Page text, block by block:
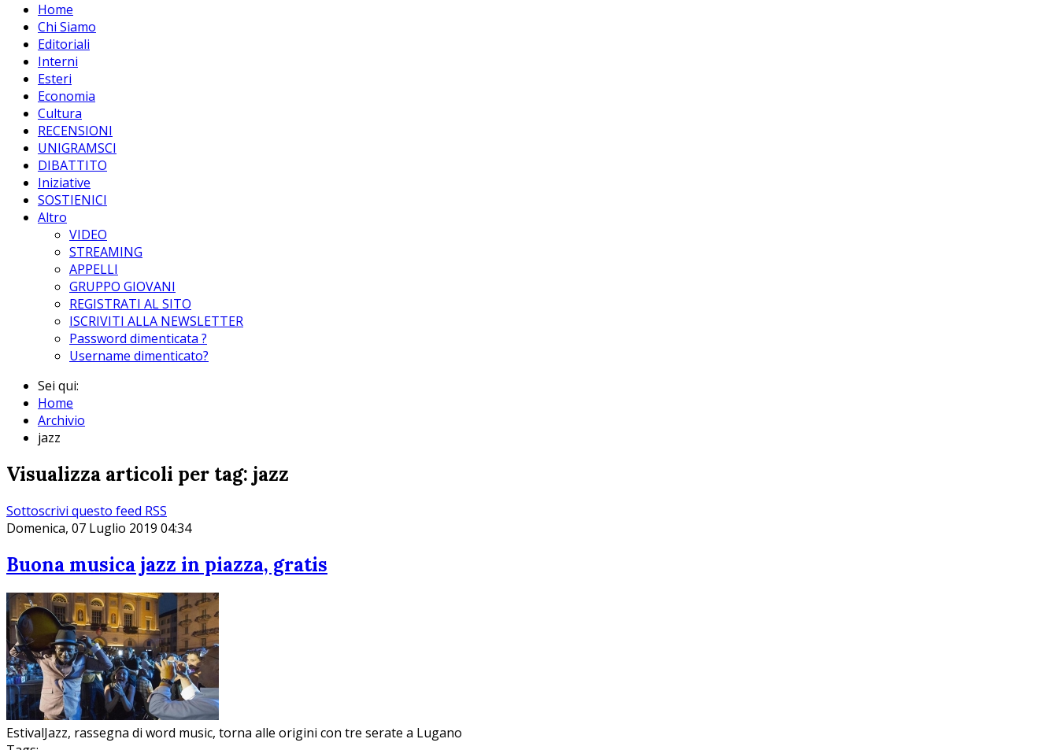
Home
Chi Siamo
Editoriali
Interni
Esteri
Economia
Cultura
RECENSIONI
UNIGRAMSCI
DIBATTITO
Iniziative
SOSTIENICI
Altro
VIDEO
STREAMING
APPELLI
GRUPPO GIOVANI
REGISTRATI AL SITO
ISCRIVITI ALLA NEWSLETTER
Password dimenticata ?
Username dimenticato?
Sei qui:
Home
Archivio
jazz
Visualizza articoli per tag: jazz
Sottoscrivi questo feed RSS
Domenica, 07 Luglio 2019 04:34
Buona musica jazz in piazza, gratis
EstivalJazz, rassegna di word music, torna alle origini con tre serate a Lugano